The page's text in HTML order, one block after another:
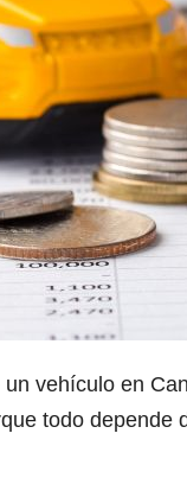
vehículo en
todo